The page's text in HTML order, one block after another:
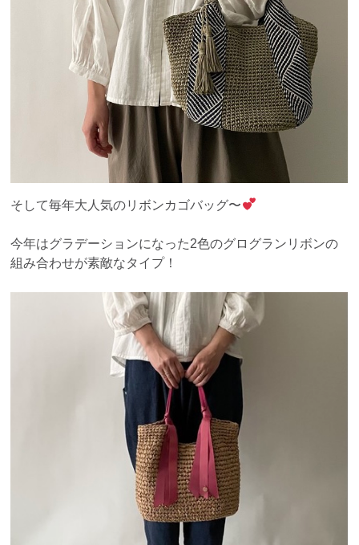
そして毎年大人気のリボンカゴバッグ〜
今年はグラデーションになった2色のグログランリボンの
組み合わせが素敵なタイプ！